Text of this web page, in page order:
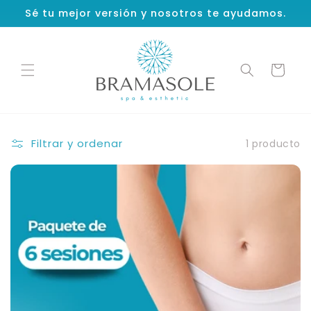
directamente
al contenido
Sé tu mejor versión y nosotros te ayudamos.
Carrito
Filtrar y ordenar 1 producto